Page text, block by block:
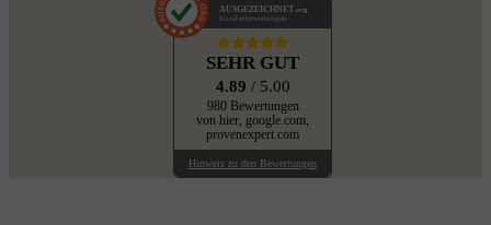
AUSGEZEICHNET .org
Kundenbewertungen
SEHR GUT
4.89 / 5.00
980 Bewertungen
von hier, google.com,
provenexpert.com
Hinweis zu den Bewertungen